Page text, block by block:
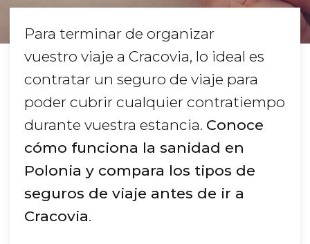
Para terminar de organizar
vuestro viaje a Cracovia, lo ideal es
contratar un seguro de viaje para
poder cubrir cualquier contratiempo
durante vuestra estancia. Conoce
cómo funciona la sanidad en
Polonia y compara los tipos de
seguros de viaje antes de ir a
Cracovia.